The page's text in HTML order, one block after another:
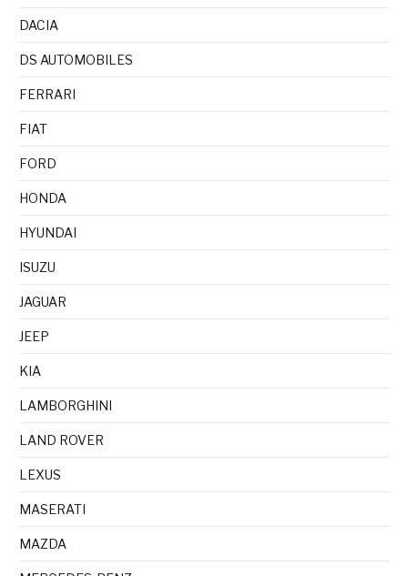
DACIA
DS AUTOMOBILES
FERRARI
FIAT
FORD
HONDA
HYUNDAI
ISUZU
JAGUAR
JEEP
KIA
LAMBORGHINI
LAND ROVER
LEXUS
MASERATI
MAZDA